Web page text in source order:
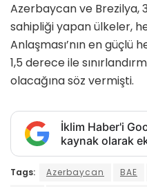
Azerbaycan ve Brezilya,
sahipliği yapan ülkeler,
Anlaşması’nın en güçlü
1,5 derece ile
olacağına söz vermişti.
İklim Haber'i
kaynak olarak
Tags: Azerbaycan BAE